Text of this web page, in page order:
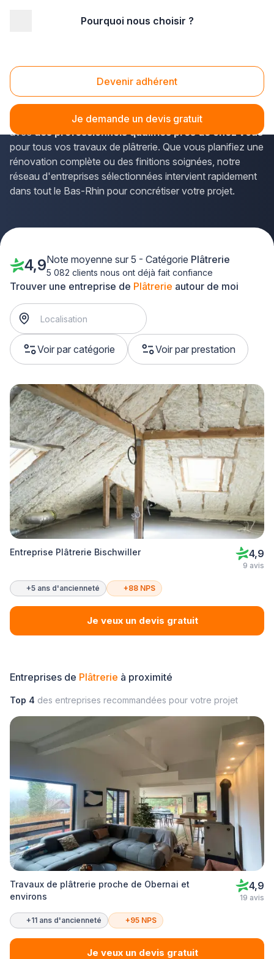
Pourquoi nous choisir ?
Devenir adhérent
Je demande un devis gratuit
Platrerie Bischwiller (67240)
Vous recherchez un artisan plâtrier de confiance à
Bischwiller ? La solution Plus que pro vous met en relation
avecdes professionnels qualifiés près de chez vous
pour tous vos travaux de plâtrerie. Que vous planifiez une
rénovation complète ou des finitions soignées, notre
réseau d'entreprises sélectionnées intervient rapidement
dans tout le Bas-Rhin pour concrétiser votre projet.
Trouver une entreprise de Plâtrerie autour de moi
Voir par catégorie Voir par prestation
4,9Note moyenne sur 5 - Catégorie Plâtrerie
5 082 clients nous ont déjà fait confiance
Entreprise Plâtrerie Bischwiller 4,9
9 avis
+5 ans d'ancienneté +88 NPS
Je veux un devis gratuit
Entreprises de Plâtrerie à proximité
Top 4 des entreprises recommandées pour votre projet
Travaux de plâtrerie proche de Obernai et
environs
4,9
19 avis
+11 ans d'ancienneté +95 NPS
Je veux un devis gratuit